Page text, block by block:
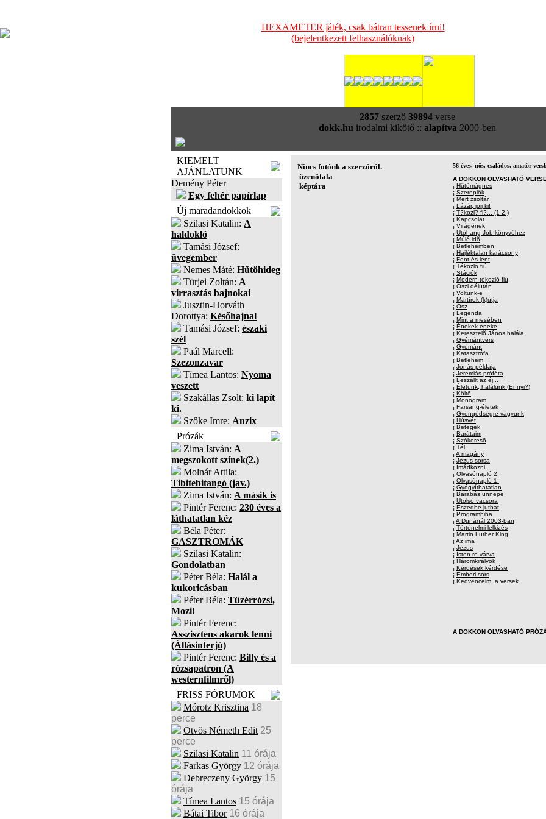
HEXAMETER játék, csak bátran tessenek írni!
(bejelentkezett felhasználóknak)
2857szerző 39894verse
dokk.hu irodalmi kikötő :: alapítva 2000-ben
KIEMELT
AJÁNLATUNK
Demény Péter
Egy fehér papírlap
Új maradandokkok
Szilasi Katalin: A
haldokló
Tamási József:
üvegember
Nemes Máté: Hűtőhideg
Türjei Zoltán: A
virrasztás bajnokai
Jusztin-Horváth
Dorottya: Későhajnal
Tamási József: északi
szél
Paál Marcell:
Szezonzavar
Tímea Lantos: Nyoma
veszett
Szakállas Zsolt: ki lapít
ki.
Szőke Imre: Anzix
Prózák
Zima István: A
megszokott színek(2.)
Molnár Attila:
Tibitebitangó (jav.)
Zima István: A másik is
Pintér Ferenc: 230 éves a
láthatatlan kéz
Béla Péter:
GASZTROMÁK
Szilasi Katalin:
Gondolatban
Péter Béla: Halál a
kukoricásban
Péter Béla: Tüzérrózsi,
Mozi!
Pintér Ferenc:
Asszisztens akarok lenni
(Állásinterjú)
Pintér Ferenc: Billy és a
rózsapatron (A
westernfilmről)
FRISS FÓRUMOK
Mórotz Krisztina 18
perce
Ötvös Németh Edit 25
perce
Szilasi Katalin 11 órája
Farkas György 12 órája
Debreczeny György 15
órája
Tímea Lantos 15 órája
Bátai Tibor 16 órája
Nincs fotónk a szerzőről.
üzenőfala
képtára
56 éves, nős, családos, amatőr
A DOKKON OLVASHATÓ
¡ Hűtőmágnes
¡ Szereplők
¡ Mert zsoltár
¡ Lázár, jöjj ki!
¡ T?kozl? fi?... (1-2.)
¡ Kapcsolat
¡ Virágének
¡ Utóhang Jób könyvéhez
¡ Múló idõ
¡ Betlehemben
¡ Hajléktalan karácsony
¡ Fent és lent
¡ Tékozló fiú
¡ Stációk
¡ Modern tékozló fiú
¡ Õszi délután
¡ Voltunk-e
¡ Mártírok (k)útja
¡ Õsz
¡ Legenda
¡ Mint a mesében
¡ Énekek éneke
¡ Keresztelõ János halála
¡ Gyémántvers
¡ Gyémánt
¡ Katasztrófa
¡ Betlehem
¡ Jónás példája
¡ Jeremiás próféta
¡ Leszállt az éj...
¡ Életünk, halálunk (Ennyi?)
¡ Költõ
¡ Monogram
¡ Farsang-életek
¡ Gyengédségre vágyunk
¡ Húsvét
¡ Betegek
¡ Barátaim
¡ Szókeresõ
¡ Tél
¡A magány
¡ Jézus sorsa
¡ Imádkozni
¡ Olvasónapló 2.
¡ Olvasónapló 1.
¡ Gyógyíthatatlan
¡ Barabás ünnepe
¡ Utolsó vacsora
¡ Eszedbe juthat
¡ Programhiba
¡A Dunánál 2003-ban
¡ Történelmi lelkizés
¡ Martin Luther King
¡Az ima
¡ Jézus
¡ Isten-re várva
¡ Háromkirályok
¡ Kérdések kérdése
¡ Emberi sors
¡ Kedvenceim, a versek
A DOKKON OLVASHATÓ